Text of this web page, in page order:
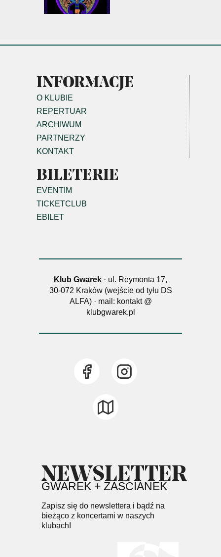
INFORMACJE
O KLUBIE
REPERTUAR
ARCHIWUM
PARTNERZY
KONTAKT
BILETERIE
EVENTIM
TICKETCLUB
EBILET
Klub Gwarek · ul. Reymonta 17,
30-072 Kraków (wejście od tyłu DS
ALFA) · mail: kontakt @
klubgwarek.pl
NEWSLETTER
GWAREK + ZAŚCIANEK
Zapisz się do newslettera i bądź na
bieżąco z koncertami w naszych
klubach!